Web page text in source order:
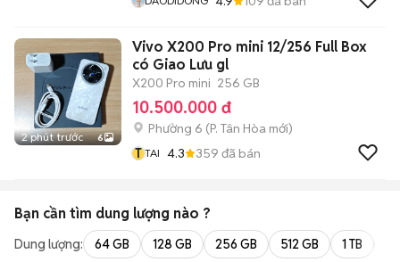
2 phút trước 6
Vivo X200 Pro mini 12/256 Full Box
có Giao Lưu gl
X200 Pro mini 256 GB
10.500.000 đ
Phường 6 (P. Tân Hòa mới)
T TAI 4.3 359 đã bán
Bạn cần tìm dung lượng nào ?
Dung lượng: 64 GB 128 GB 256 GB 512 GB 1 TB